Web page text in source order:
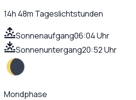
14h 48m Tageslichtstunden
Sonnenaufgang06:04 Uhr
Sonnenuntergang20:52 Uhr
Mondphase